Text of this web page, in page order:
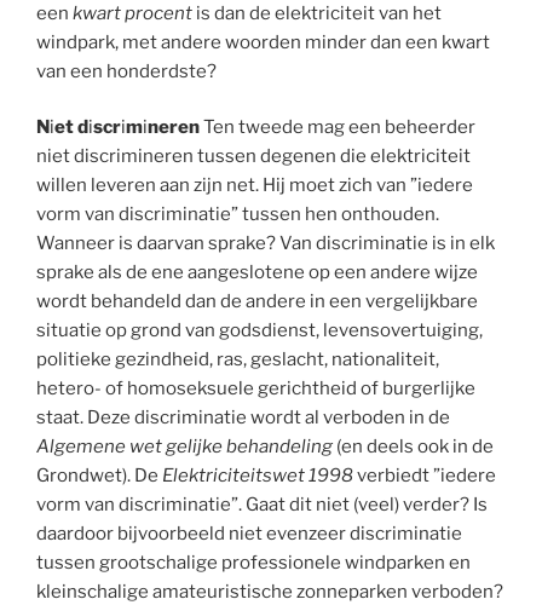
een kwart procent is dan de elektriciteit van het
windpark, met andere woorden minder dan een kwart
van een honderdste?
Niet discriminerenTen tweede mag een beheerder
niet discrimineren tussen degenen die elektriciteit
willen leveren aan zijn net. Hij moet zich van ”iedere
vorm van discriminatie” tussen hen onthouden.
Wanneer is daarvan sprake? Van discriminatie is in elk
sprake als de ene aangeslotene op een andere wijze
wordt behandeld dan de andere in een vergelijkbare
situatie op grond van godsdienst, levensovertuiging,
politieke gezindheid, ras, geslacht, nationaliteit,
hetero- of homoseksuele gerichtheid of burgerlijke
staat. Deze discriminatie wordt al verboden in de
Algemene wet gelijke behandeling (en deels ook in de
Grondwet). De Elektriciteitswet 1998verbiedt ”iedere
vorm van discriminatie”. Gaat dit niet (veel) verder? Is
daardoor bijvoorbeeld niet evenzeer discriminatie
tussen grootschalige professionele windparken en
kleinschalige amateuristische zonneparken verboden?